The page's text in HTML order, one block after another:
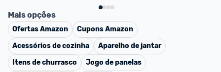
Mais opções
OfertasAmazon CuponsAmazon
Acessórios de cozinha
Aparelho de jantar
Itens de churrasco
Jogo de panelas